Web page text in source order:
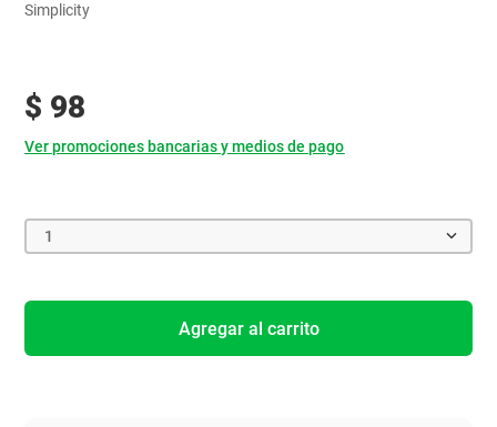
Simplicity
$ 98
Ver promociones bancarias y medios de pago
1
Agregar al carrito